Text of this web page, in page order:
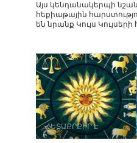
Այս կենդանակերպի
հեքիաթային
են նրանք Կույս
ՀԵՏԱՔՐՔԻՐ Է